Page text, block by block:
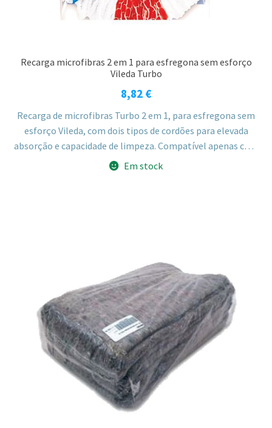
Recarga microfibras 2 em 1 para esfregona sem esforço
Vileda Turbo
8,82 €
Recarga de microfibras Turbo 2 em 1, para esfregona sem
esforço Vileda, com dois tipos de cordões para elevada
absorção e capacidade de limpeza. Compatível apenas com
o balde Vileda Turbo, já que a torção é feita por
Em stock